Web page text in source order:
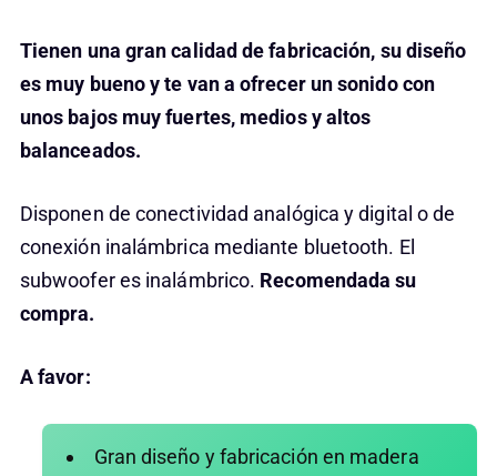
Tienen una gran calidad de fabricación, su diseño
es muy bueno y te van a ofrecer un sonido con
unos bajos muy fuertes, medios y altos
balanceados.
Disponen de conectividad analógica y digital o de
conexión inalámbrica mediante bluetooth. El
subwoofer es inalámbrico. Recomendada su
compra.
A favor:
Gran diseño y fabricación en madera